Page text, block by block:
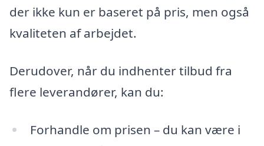
der ikke kun er baseret på pris, men også
kvaliteten af arbejdet.
Derudover, når du indhenter tilbud fra
flere leverandører, kan du:
Forhandle om prisen – du kan være i